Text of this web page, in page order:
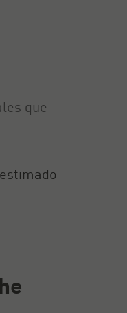
que